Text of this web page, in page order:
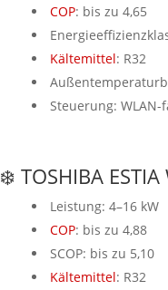
COP: bis zu 4,65
Kältemittel: R32
Steuerung:
❄️ TOSHIBA
Leistung: 4–16 kW
COP: bis zu 4,88
SCOP: bis zu 5,10
Kältemittel: R32